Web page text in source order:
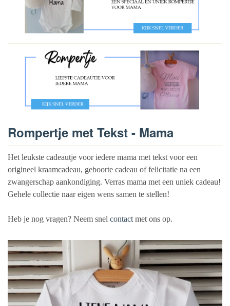
Rompertje met Tekst - Mama
Het leukste cadeautje voor iedere mama met tekst voor een
origineel kraamcadeau, geboorte cadeau of felicitatie na een
zwangerschap aankondiging. Verras mama met een uniek cadeau!
Gehele collectie naar eigen wens samen te stellen!
Heb je nog vragen? Neem snel contactmet ons op.